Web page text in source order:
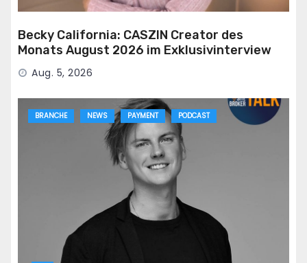
Becky California: CASZIN Creator des
Monats August 2026 im Exklusivinterview
Aug. 5, 2026
BRANCHE NEWS PAYMENT PODCAST